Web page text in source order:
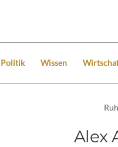
Politik Wissen
Alex